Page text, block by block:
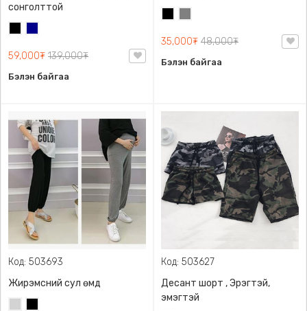
сонголттой
59,000₮ 139,000₮
Бэлэн байгаа
35,000₮ 48,000₮
Бэлэн байгаа
Код: 503693
Жирэмсний сул өмд
Код: 503627
Десант шорт , Эрэгтэй,
эмэгтэй